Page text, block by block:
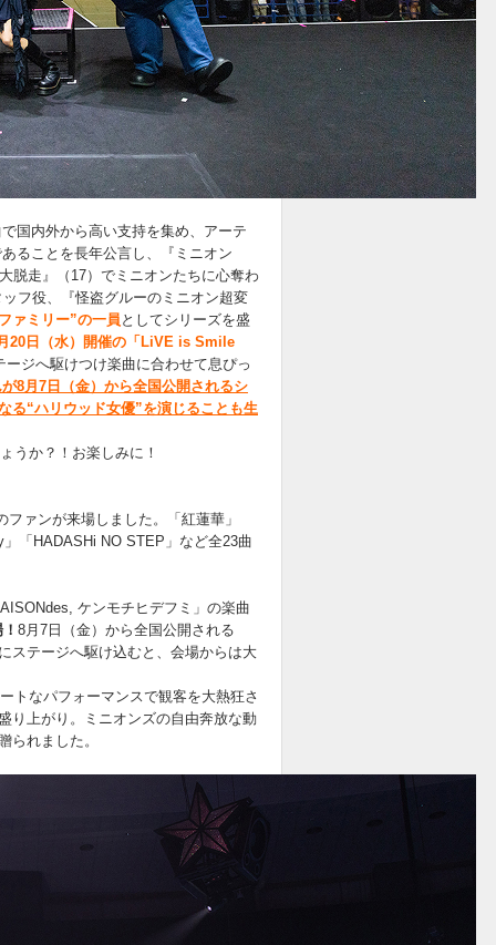
国内外から高い支持を集め、アーテ
ることを長年公言し、『ミニオン
脱走』（17）でミニオンたちに心奪わ
フ役、『怪盗グルーのミニオン超変
ァミリー”の一員 としてシリーズを盛
20日（水）開催の「LiVE is Smile
ジへ駆けつけ楽曲に合わせて息ぴっ
8月7日（金）から全国公開されるシ
る“ハリウッド女優”を演じることも生
うか？！お楽しみに！
ァンが来場しました。「紅蓮華」
「HADASHi NO STEP」など全23曲
ケンモチヒデフミ」の楽曲
8月7日（金）から全国公開される
ステージへ駆け込むと、会場からは大
トなパフォーマンスで観客を大熱狂さ
り上がり。ミニオンズの自由奔放な動
られました。